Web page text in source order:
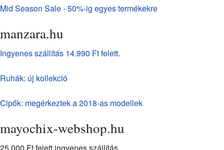
Mid Season Sale - 50%-ig egyes termékekre
manzara.hu
Ingyenes szállítás 14.990 Ft felett.
Ruhák: új kollekció
Cipők: megérkeztek a 2018-as modellek
mayochix-webshop.hu
25.000 Ft felett ingyenes szállítás